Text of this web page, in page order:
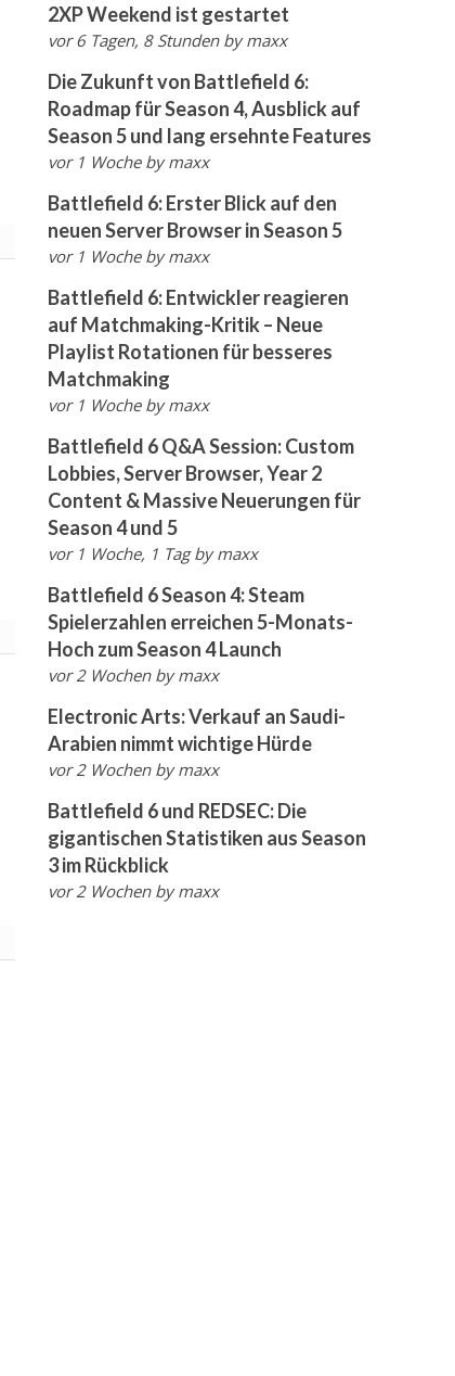
2XP Weekend ist gestartet
vor 6 Tagen, 8 Stunden bymaxx
Die Zukunft von Battlefield 6:
Roadmap für Season 4, Ausblick auf
Season 5 und lang ersehnte Features
vor 1 Woche bymaxx
Battlefield 6: Erster Blick auf den
neuen Server Browser in Season 5
vor 1 Woche bymaxx
Battlefield 6: Entwickler reagieren
auf Matchmaking-Kritik – Neue
Playlist Rotationen für besseres
Matchmaking
vor 1 Woche bymaxx
Battlefield 6 Q&A Session: Custom
Lobbies, Server Browser, Year 2
Content & Massive Neuerungen für
Season 4 und 5
vor 1 Woche, 1 Tag bymaxx
Battlefield 6 Season 4: Steam
Spielerzahlen erreichen 5-Monats-
Hoch zum Season 4 Launch
vor 2 Wochen bymaxx
Electronic Arts: Verkauf an Saudi-
Arabien nimmt wichtige Hürde
vor 2 Wochen bymaxx
Battlefield 6 und REDSEC: Die
gigantischen Statistiken aus Season
3 im Rückblick
vor 2 Wochen bymaxx